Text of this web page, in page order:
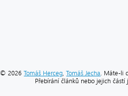
© 2026Tomáš Herceg,Tomáš Jecha. Máte-li
Přebírání článků nebo jejich